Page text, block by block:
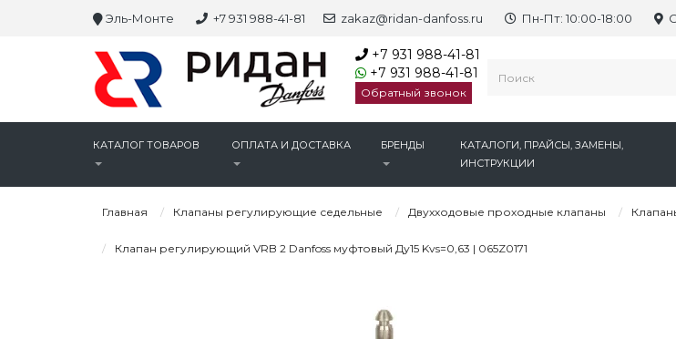
Эль-Монте +7 931 988-41-81 zakaz@ridan-danfoss.ru Пн-Пт: 10:00-18:00
+7 931 988-41-81
+7 931 988-41-81
Обратный звонок
КАТАЛОГ ТОВАРОВ ОПЛАТА И ДОСТАВКА БРЕНДЫ
КАТАЛОГИ, ПРАЙСЫ, ЗАМЕНЫ,
ИНСТРУКЦИИ
Главная Клапаны регулирующие седельные Двухходовые проходные клапаны
Клапан регулирующий VRB 2 Danfoss муфтовый Ду15 Kvs=0,63 | 065Z0171